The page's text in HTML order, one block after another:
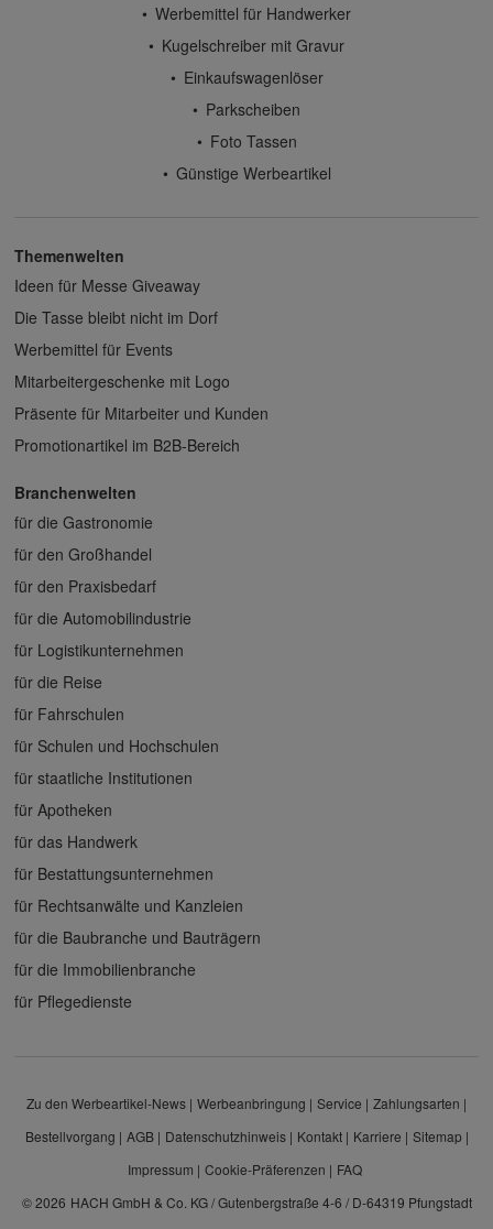
Werbemittel für Handwerker
Kugelschreiber mit Gravur
Einkaufswagenlöser
Parkscheiben
Foto Tassen
Günstige Werbeartikel
Themenwelten
Ideen für Messe Giveaway
Die Tasse bleibt nicht im Dorf
Werbemittel für Events
Mitarbeitergeschenke mit Logo
Präsente für Mitarbeiter und Kunden
Promotionartikel im B2B-Bereich
Branchenwelten
für die Gastronomie
für den Großhandel
für den Praxisbedarf
für die Automobilindustrie
für Logistikunternehmen
für die Reise
für Fahrschulen
für Schulen und Hochschulen
für staatliche Institutionen
für Apotheken
für das Handwerk
für Bestattungsunternehmen
für Rechtsanwälte und Kanzleien
für die Baubranche und Bauträgern
für die Immobilienbranche
für Pflegedienste
Zu den Werbeartikel-News Werbeanbringung Service
Zahlungsarten
Bestellvorgang
AGB Datenschutzhinweis Kontakt Karriere
Sitemap
Impressum
Cookie-Präferenzen
FAQ
© 2026 HACH GmbH & Co. KG / Gutenbergstraße 4-6 / D-64319 Pfungstadt